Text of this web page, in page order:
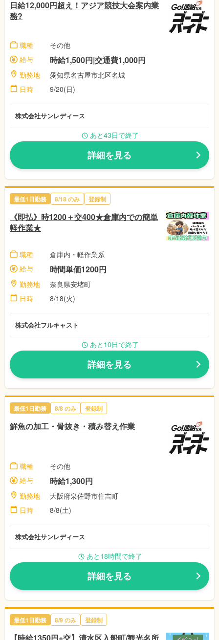
日給12,000円超え！アジア競技大会案内業
務?
職種
その他
給与
時給1,500円|交通費1,000円
勤務地
愛知県名古屋市北区名城
日時
9/20(日)
株式会社サンレディース
あと43日で終了
詳細を見る
最低1日勤務 8/18のみ 登録制
《即払》時1200＋交400★倉庫内での簡単
軽作業★
職種
倉庫内・軽作業系
給与
時間単価1200円
勤務地
奈良県安堵町
日時
8/18(火)
株式会社フルキャスト
あと10日で終了
詳細を見る
最低1日勤務 8/8のみ 登録制
鮮魚の加工・骨抜き・積み替え作業
職種
その他
給与
時給1,300円
勤務地
大阪府泉佐野市住吉町
日時
8/8(土)
株式会社サンレディース
あと18時間で終了
詳細を見る
最低1日勤務 8/9のみ 登録制
【時給1350円+交】清水区入船町/観光名所